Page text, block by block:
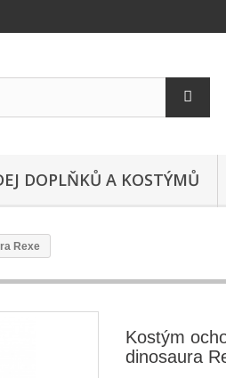
DOPLŇKŮ A KOSTÝMŮ
Rexe
Kostým
dinosaura